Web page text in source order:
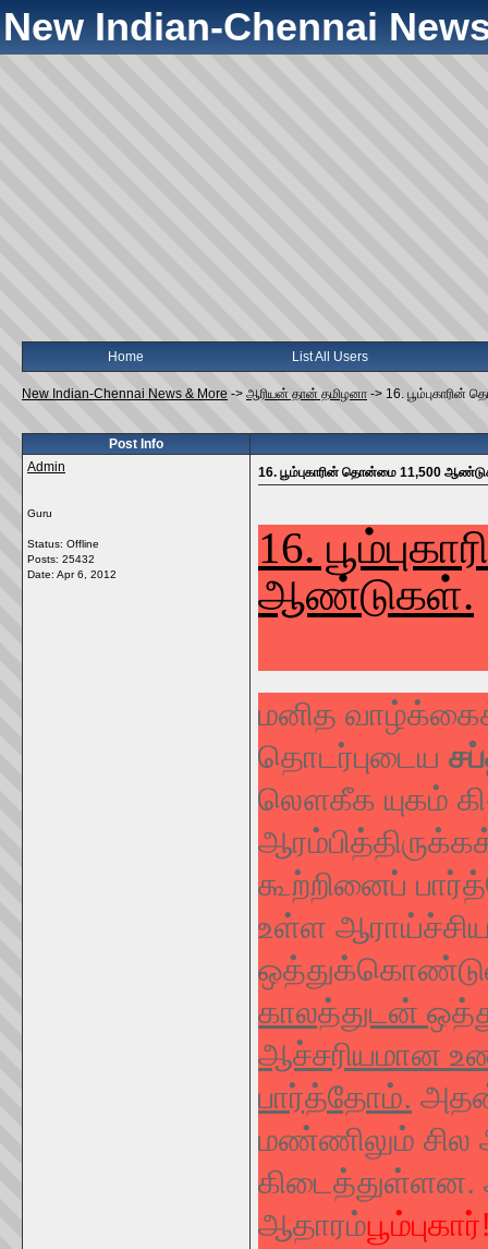
New Indian-Chennai
Home List All Users
New Indian-Chennai News & More -> ஆரியன் தான் தமிழனா -> 16.
Post Info
Admin
Guru
Status: Offline
Posts: 25432
Date: Apr 6, 2012
16. பூம்புகாரின் தொன்மை 11,500
16.
ஆண்டுகள்.
மனித
தொடர்புடைய
லௌகீக யுகம்
கூற்றினைப்
உள்ள
காலத்துடன்
ஆச்சரியமான
பார்த்தோம்.
மண்ணிலும்
கிடைத்துள்ளன.
ஆதாரம்